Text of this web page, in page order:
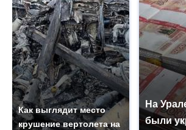
Как выглядит место
крушение вертолета на
На
были